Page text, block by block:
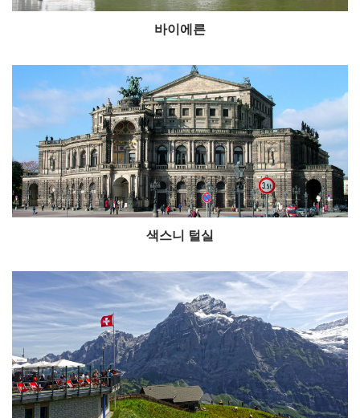
바이에른
색스니 털실